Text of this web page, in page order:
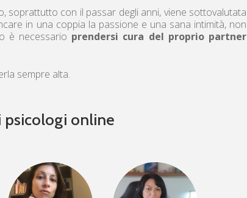
soprattutto con il passar degli anni, viene sottovalutata
in una coppia la passione e una sana intimità, non
è necessario prendersi cura del proprio partner
sempre alta.
psicologi online